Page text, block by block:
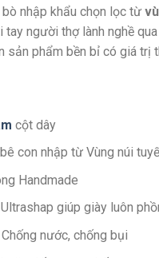
nhập khẩu chọn lọc từ
người thợ lành nghề
sản phẩm bền bỉ có giá trị
cột dây
con nhập từ Vùng núi
Handmade
giúp giày luôn
nước, chống bụi